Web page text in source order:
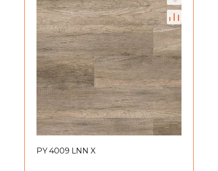
PY 4009 LNN X